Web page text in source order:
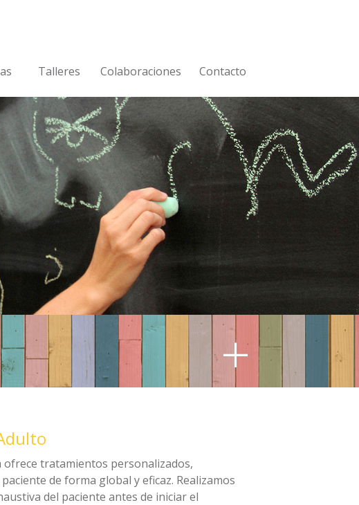
Talleres Colaboraciones Contacto
+
ofrece tratamientos personalizados,
de forma global y eficaz. Realizamos
del paciente antes de iniciar el